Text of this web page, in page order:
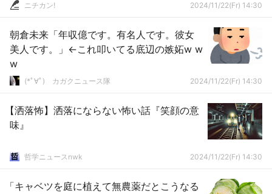
ニチカン! 2024/11/22(Fr) 14:30
朝倉未来「年収億です。有名人です。彼女
美人です。」←これ叩いてる底辺の嫉妬w w
w
(*ﾟ∀ﾟ)ゞカガクニュース隊 2024/11/22(Fr) 14:30
【洒落怖】洒落にならない怖い話『笑顔の意
味』
哲学ニュースnwk 2024/11/22(Fr) 14:30
「キャベツを庭に植えて無農薬だとこうなる